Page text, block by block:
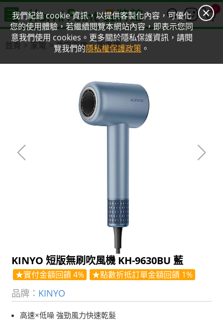
我們紀錄 cookie 資訊，以提供客製化內容，可優化
您的使用體驗，若繼續閱覽本網站內容，即表示您同
意我們使用 cookies。更多關於隱私保護資訊，請閱
覽我們的隱私權保護政策 。
0
首頁 家電 美容家電 吹風機
KINYO 短版無刷吹風機 KH-9630BU 藍
★實付金額回饋 4% ★點數折抵訂單金額回饋 1%
品牌： KINYO
高速×低噪 強勁風力快速乾髮